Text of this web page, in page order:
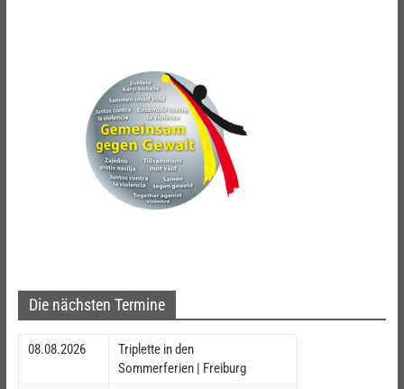
Die nächsten Termine
08.08.2026
Triplette in den
Sommerferien | Freiburg